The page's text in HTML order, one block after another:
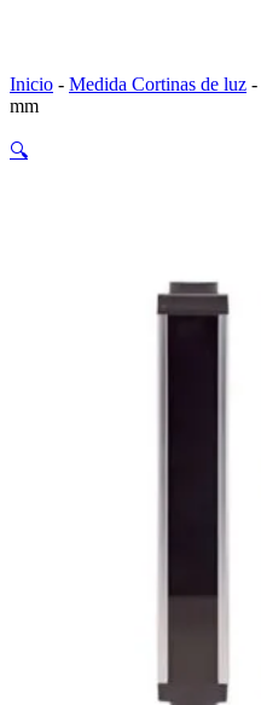
Inicio - Medida Cortinas de luz -
mm
🔍